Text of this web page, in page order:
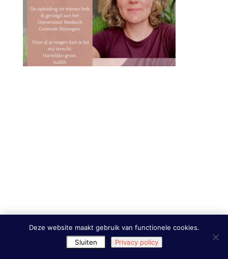
Deze website maakt gebruik van functionele cookies.
Sluiten
Privacy policy